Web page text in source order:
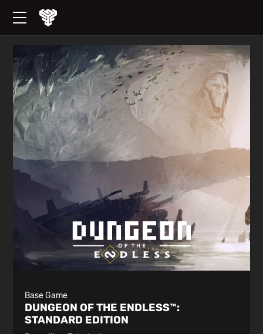
Base Game
DUNGEON OF THE ENDLESS™:
STANDARD EDITION